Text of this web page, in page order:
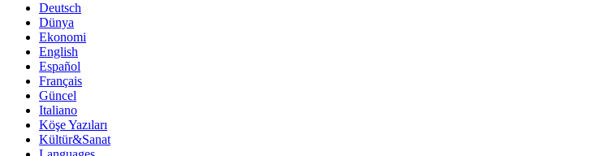
Deutsch
Dünya
Ekonomi
English
Español
Français
Güncel
Italiano
Köşe Yazıları
Kültür&Sanat